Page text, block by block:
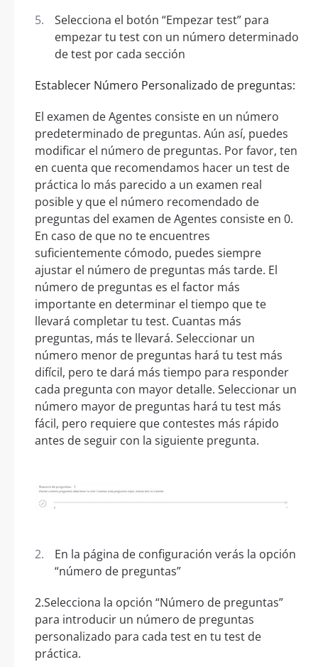
Selecciona el botón “Empezar test” para
empezar tu test con un número determinado
de test por cada sección
Establecer Número Personalizado de preguntas:
El examen de Agentes consiste en un número
predeterminado de preguntas. Aún así, puedes
modificar el número de preguntas. Por favor, ten
en cuenta que recomendamos hacer un test de
práctica lo más parecido a un examen real
posible y que el número recomendado de
preguntas del examen de Agentes consiste en 0.
En caso de que no te encuentres
suficientemente cómodo, puedes siempre
ajustar el número de preguntas más tarde. El
número de preguntas es el factor más
importante en determinar el tiempo que te
llevará completar tu test. Cuantas más
preguntas, más te llevará. Seleccionar un
número menor de preguntas hará tu test más
difícil, pero te dará más tiempo para responder
cada pregunta con mayor detalle. Seleccionar un
número mayor de preguntas hará tu test más
fácil, pero requiere que contestes más rápido
antes de seguir con la siguiente pregunta.
En la página de configuración verás la opción
“número de preguntas”
2.Selecciona la opción “Número de preguntas”
para introducir un número de preguntas
personalizado para cada test en tu test de
práctica.